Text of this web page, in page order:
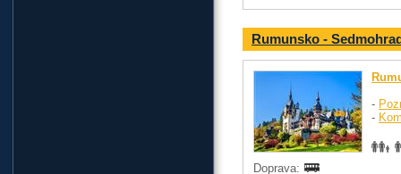
Rumunsko -
-
-
Doprava: